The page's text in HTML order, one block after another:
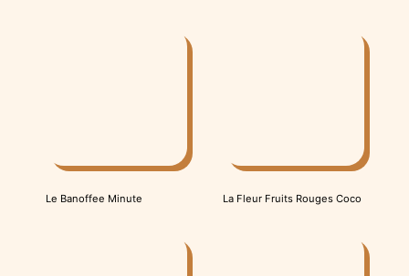
Le Banoffee Minute La Fleur Fruits Rouges Coco